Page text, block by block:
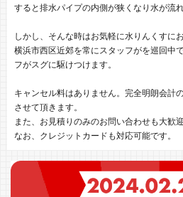
すると排水パイプの内側が狭くなり水が流
しかし、そんな時はお気軽に水りんくすに
横浜市西区近郊を常にスタッフがを巡回中
フがスグに駆けつけます。
キャンセル料はありません。完全明朗会計
させて頂きます。
また、お見積りのみのお問い合わせも大歓迎
なお、クレジットカードも対応可能です。